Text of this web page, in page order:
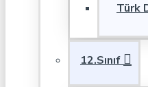
Türk
12.Sınıf